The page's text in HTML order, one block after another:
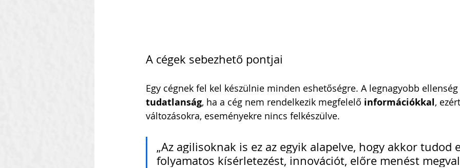
A cégek sebezhető pontjai
Egy cégnek fel kel készülnie minden eshetőségre. A legnagyobb
tudatlanság, ha a cég nem rendelkezik megfelelő információkkal,
változásokra, eseményekre nincs felkészülve.
„Az agilisoknak is ez az egyik alapelve, hogy akkor tudod
folyamatos kísérletezést, innovációt, előre menést